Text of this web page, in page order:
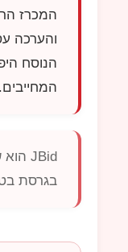
המכרז
והערכה
הנוסח
המחייבים.
JBid הוא
בגרסת